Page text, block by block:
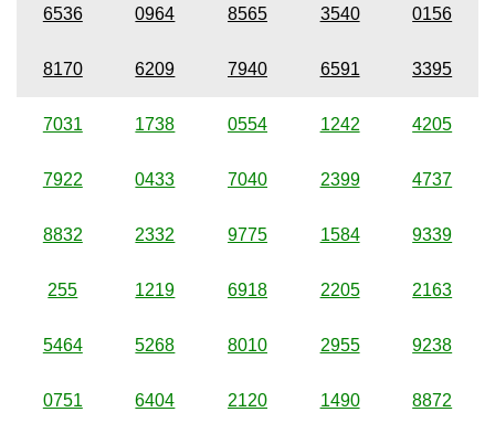
6536 0964 8565 3540 0156
8170 6209 7940 6591 3395
7031 1738 0554 1242 4205
7922 0433 7040 2399 4737
8832 2332 9775 1584 9339
255 1219 6918 2205 2163
5464 5268 8010 2955 9238
0751 6404 2120 1490 8872